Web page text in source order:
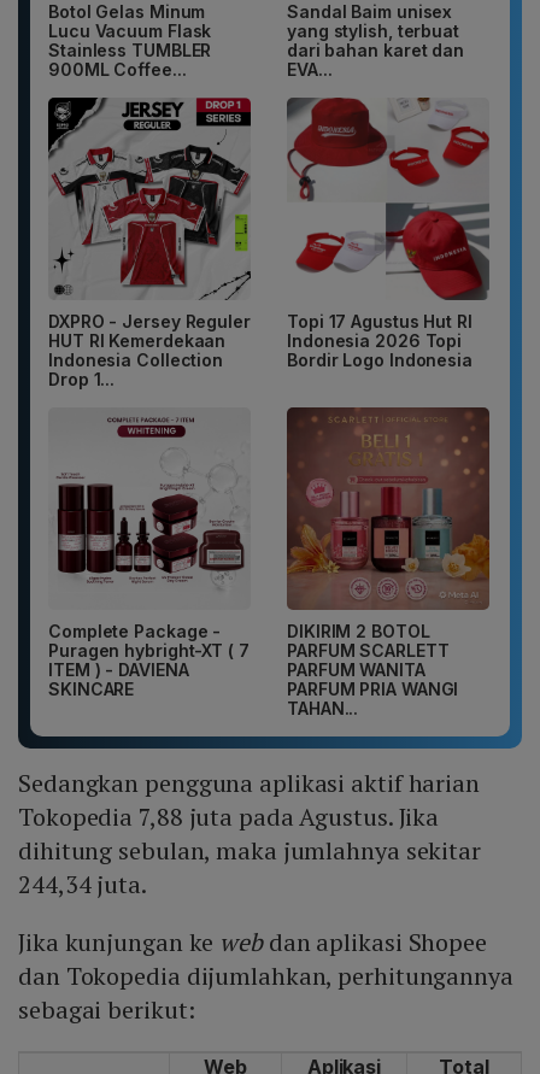
Botol Gelas Minum
Lucu Vacuum Flask
Stainless TUMBLER
900ML Coffee...
Sandal Baim unisex
yang stylish, terbuat
dari bahan karet dan
EVA...
DXPRO - Jersey Reguler
HUT RI Kemerdekaan
Indonesia Collection
Drop 1...
Topi 17 Agustus Hut RI
Indonesia 2026 Topi
Bordir Logo Indonesia
Complete Package -
Puragen hybright-XT ( 7
ITEM ) - DAVIENA
SKINCARE
DIKIRIM 2 BOTOL
PARFUM SCARLETT
PARFUM WANITA
PARFUM PRIA WANGI
TAHAN...
Sedangkan pengguna aplikasi aktif harian
Tokopedia 7,88 juta pada Agustus. Jika
dihitung sebulan, maka jumlahnya sekitar
244,34 juta.
Jika kunjungan ke webdan aplikasi Shopee
dan Tokopedia dijumlahkan, perhitungannya
sebagai berikut:
Web Aplikasi
Total